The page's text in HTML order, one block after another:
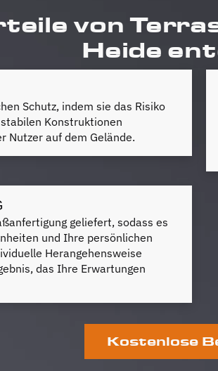
von
Heide
Schutz, indem sie das Risiko
Konstruktionen
Nutzer auf dem Gelände.
geliefert, sodass es
und Ihre persönlichen
Herangehensweise
das Ihre Erwartungen
Kostenlose